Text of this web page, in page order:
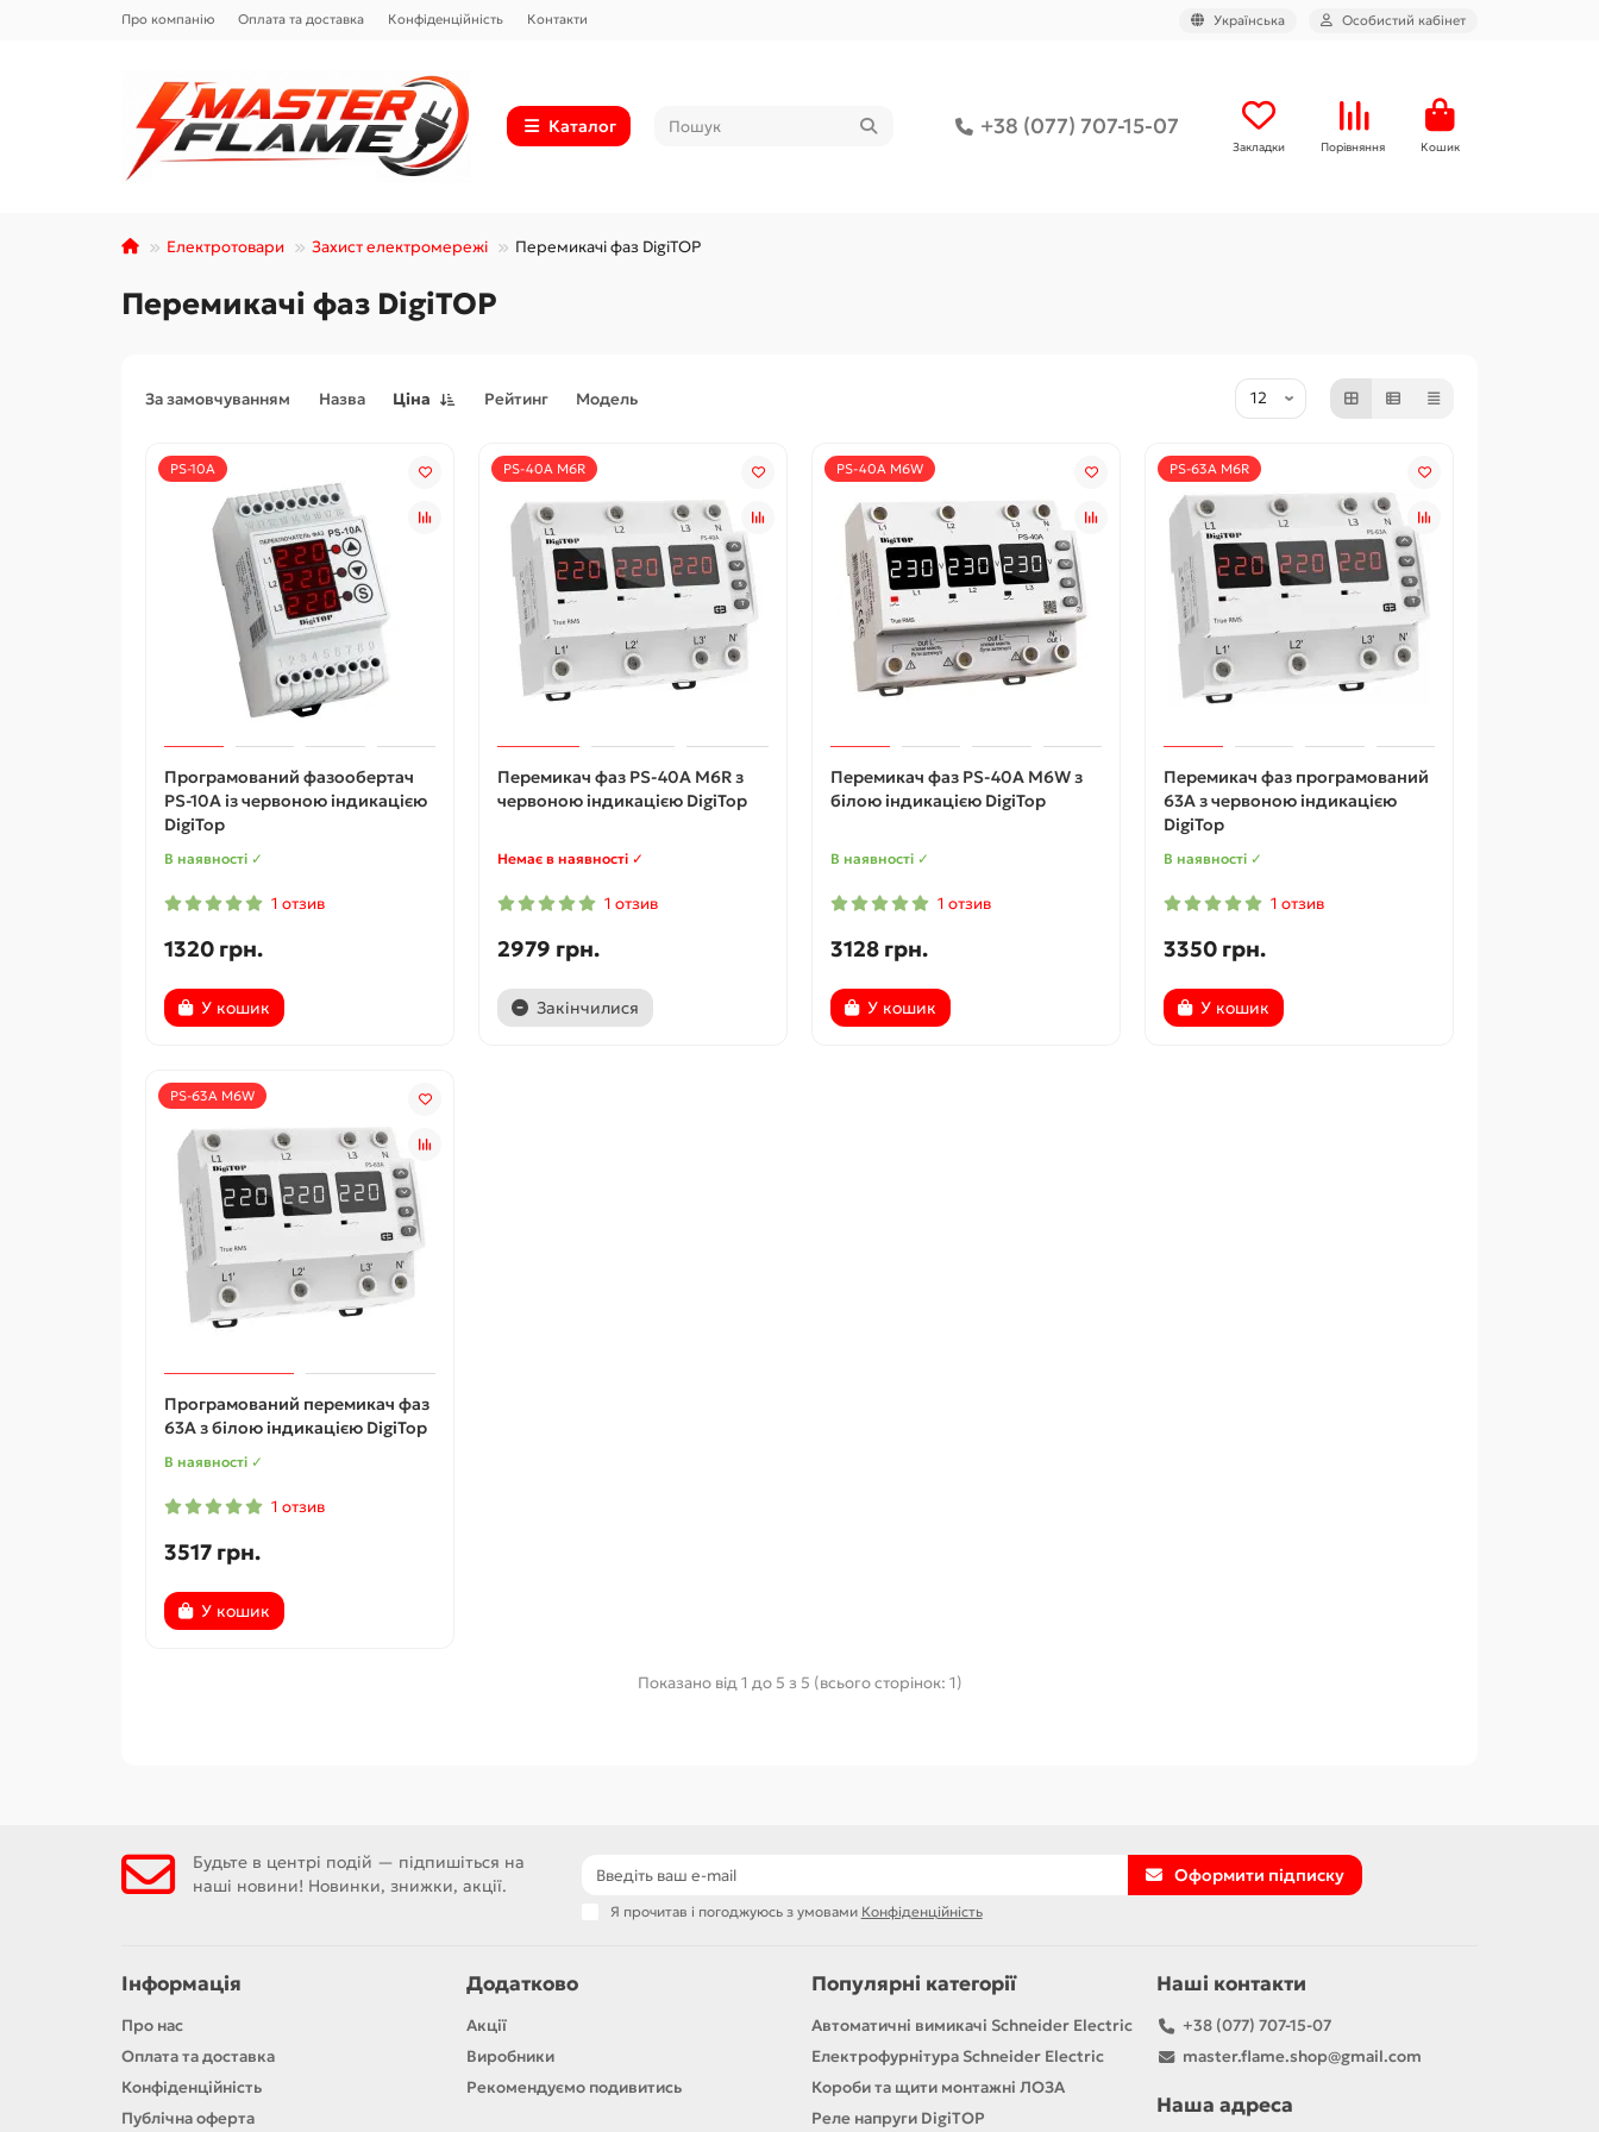
Про компанію Оплата та доставка Конфіденційність Контакти Українська Особистий кабінет
Каталог +38 (077) 707-15-07
Закладки Порівняння Кошик
Електротовари Захист електромережі Перемикачі фаз DigiTOP
Перемикачі фаз DigiTOP
За замовчуванням Назва Ціна Рейтинг Модель
PS-10A
Програмований фазообертач
PS-10A із червоною індикацією
DigiTop
В наявності ✓
1 отзив
1320 грн.
У кошик
PS-40A M6R
Перемикач фаз PS-40A M6R з
червоною індикацією DigiTop
Немає в наявності ✓
1 отзив
2979 грн.
Закінчилися
PS-40A M6W
Перемикач фаз PS-40A M6W з
білою індикацією DigiTop
В наявності ✓
1 отзив
3128 грн.
У кошик
PS-63A M6R
Перемикач фаз програмований
63A з червоною індикацією
DigiTop
В наявності ✓
1 отзив
3350 грн.
У кошик
PS-63A M6W
Програмований перемикач фаз
63A з білою індикацією DigiTop
В наявності ✓
1 отзив
3517 грн.
У кошик
Показано від 1 до 5 з 5 (всього сторінок: 1)
Будьте в центрі подій — підпишіться на
наші новини! Новинки, знижки, акції.
Оформити підписку
Я прочитав і погоджуюсь з умовами Конфіденційність
Інформація
Про нас
Оплата та доставка
Конфіденційність
Публічна оферта
Додатково
Акції
Виробники
Рекомендуємо подивитись
Популярні категорії
Автоматичні вимикачі Schneider Electric
Електрофурнітура Schneider Electric
Короби та щити монтажні ЛОЗА
Реле напруги DigiTOP
Наші контакти
+38 (077) 707-15-07
master.flame.shop@gmail.com
Наша адреса